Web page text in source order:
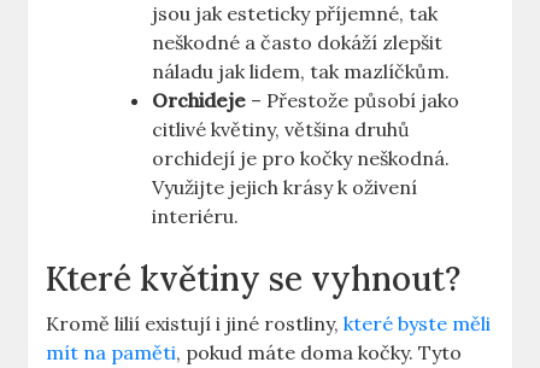
jsou jak esteticky příjemné, tak
neškodné a často dokáží zlepšit
náladu jak lidem, tak mazlíčkům.
Orchideje – Přestože působí jako
citlivé květiny, většina druhů
orchidejí je pro kočky neškodná.
Využijte jejich krásy k oživení
interiéru.
Které květiny se vyhnout?
Kromě lilií existují i jiné rostliny,které byste měli
mít na paměti, pokud máte doma kočky. Tyto